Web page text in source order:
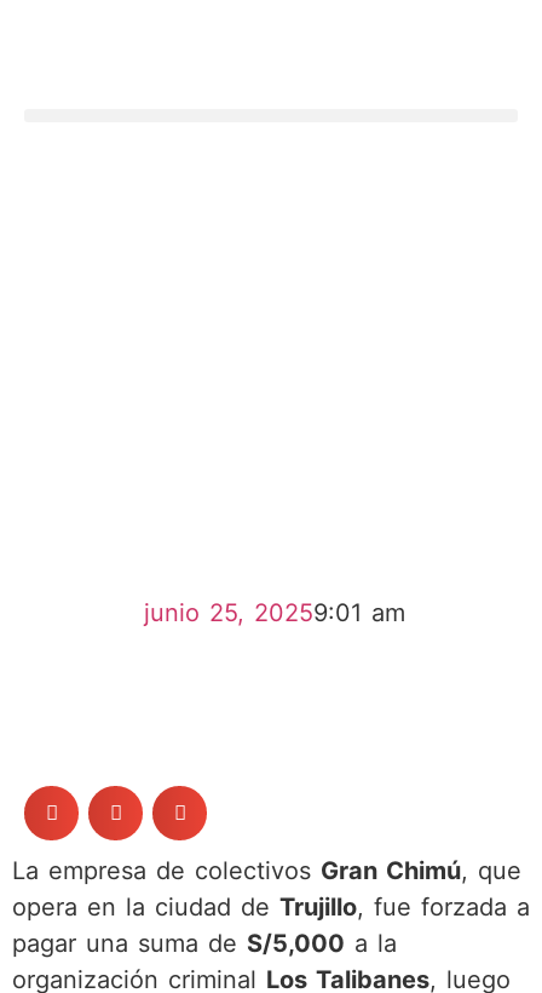
junio 25, 20259:01 am
La empresa de colectivos Gran Chimú, que
opera en la ciudad de Trujillo, fue forzada a
pagar una suma de S/5,000 a la
organización criminal Los Talibanes, luego